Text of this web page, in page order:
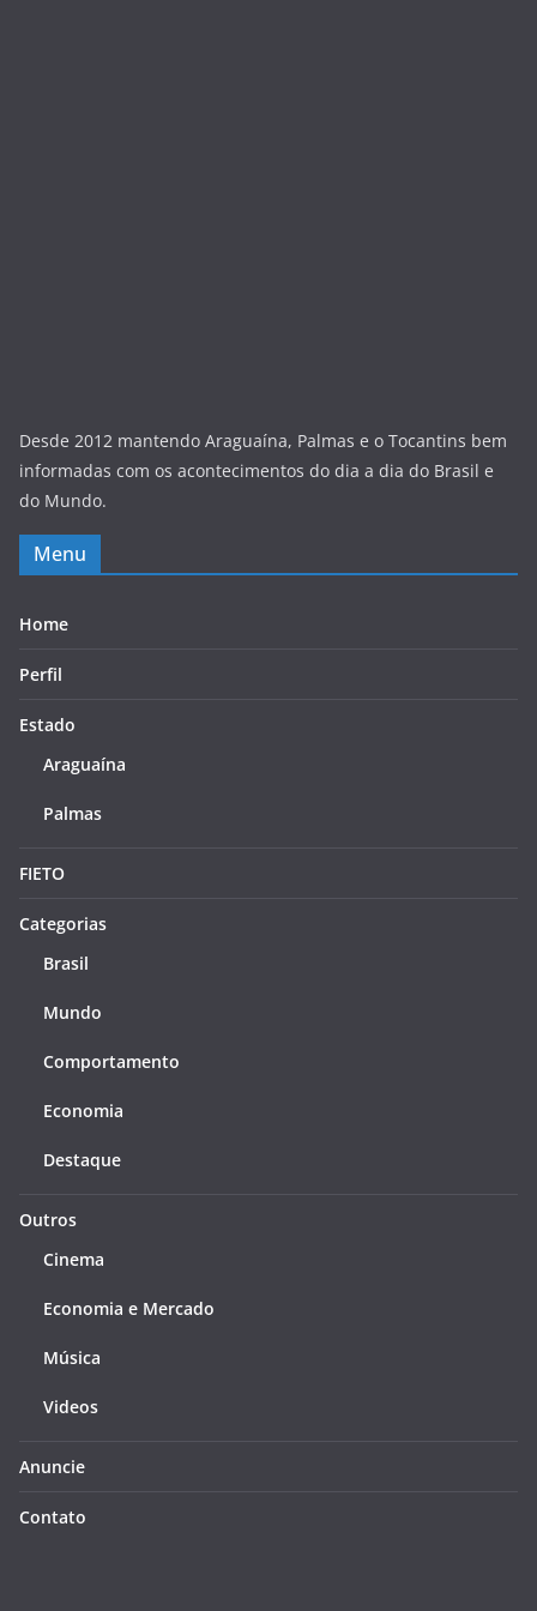
Desde 2012 mantendo Araguaína, Palmas e o Tocantins bem
informadas com os acontecimentos do dia a dia do Brasil e
do Mundo.
Menu
Home
Perfil
Estado
Araguaína
Palmas
FIETO
Categorias
Brasil
Mundo
Comportamento
Economia
Destaque
Outros
Cinema
Economia e Mercado
Música
Videos
Anuncie
Contato